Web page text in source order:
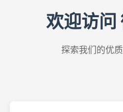
欢迎访问
探索我们的优